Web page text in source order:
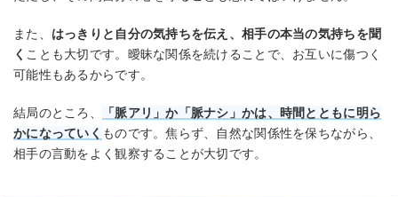
また、 はっきりと自分の気持ちを伝え、相手の本当の気持ちを聞
く ことも大切です。曖昧な関係を続けることで、お互いに傷つく
可能性もあるからです。
結局のところ、
「脈アリ」か「脈ナシ」かは、時間とともに明ら
かになっていく ものです。焦らず、自然な関係性を保ちながら、
相手の言動をよく観察することが大切です。